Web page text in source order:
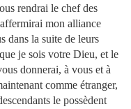
rendrai le chef des
mon alliance
dans la suite de leurs
je sois votre Dieu, et le
donnerai, à vous et à
comme étranger,
le possèdent